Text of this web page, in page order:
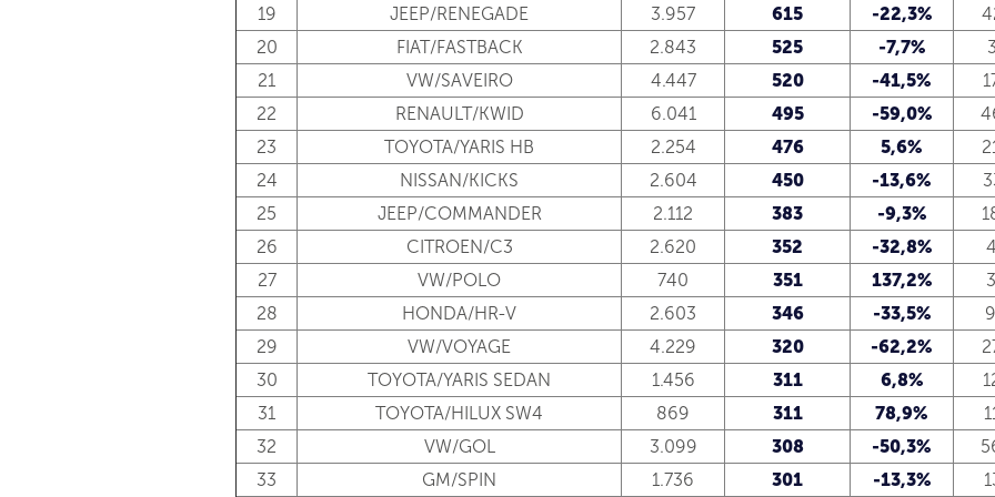
19 JEEP/RENEGADE 3.957 615 -22,3%
20
FIAT/FASTBACK 2.843 525 -7,7%
21
VW/SAVEIRO 4.447 520 -41,5%
22
RENAULT/KWID 6.041 495 -59,0%
23
TOYOTA/YARIS HB 2.254 476 5,6%
24
NISSAN/KICKS 2.604 450 -13,6%
25
JEEP/COMMANDER 2.112 383 -9,3%
26
CITROEN/C3 2.620 352 -32,8%
27
VW/POLO 740 351 137,2%
28
HONDA/HR-V 2.603 346 -33,5%
29
VW/VOYAGE 4.229 320 -62,2%
30
TOYOTA/YARIS SEDAN 1.456 311 6,8%
31
TOYOTA/HILUX SW4 869 311 78,9%
32
VW/GOL 3.099 308 -50,3%
33
GM/SPIN 1.736 301 -13,3%